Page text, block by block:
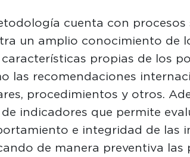
cuenta con
un amplio conocimiento de
propias de los
las recomendaciones
procedimientos y otros.
indicadores que permite
e integridad de las
de manera preventiva las